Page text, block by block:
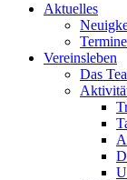
Aktuelles
Termine
Vereinsleben
Das